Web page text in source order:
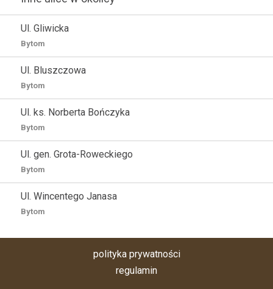
Ul. Gliwicka
Bytom
Ul. Bluszczowa
Bytom
Ul. ks. Norberta Bończyka
Bytom
Ul. gen. Grota-Roweckiego
Bytom
Ul. Wincentego Janasa
Bytom
polityka prywatności
regulamin